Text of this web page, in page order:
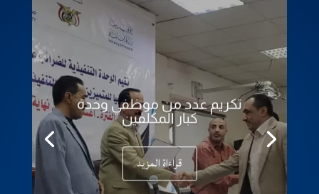
تكريم عدد من موظفي وحدة
كبار المكلفين
قراءاة المزيد